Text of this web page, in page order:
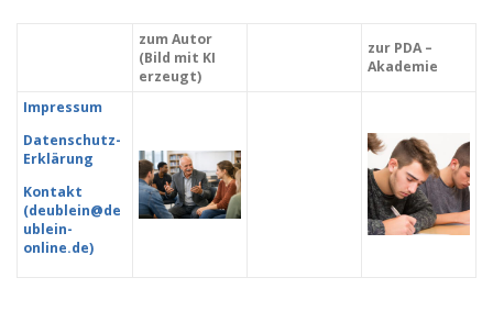
zum Autor
(Bild mit KI
erzeugt)
zur PDA –
Akademie
Impressum
Datenschutz-
Erklärung
Kontakt
(deublein@de
ublein-
online.de)